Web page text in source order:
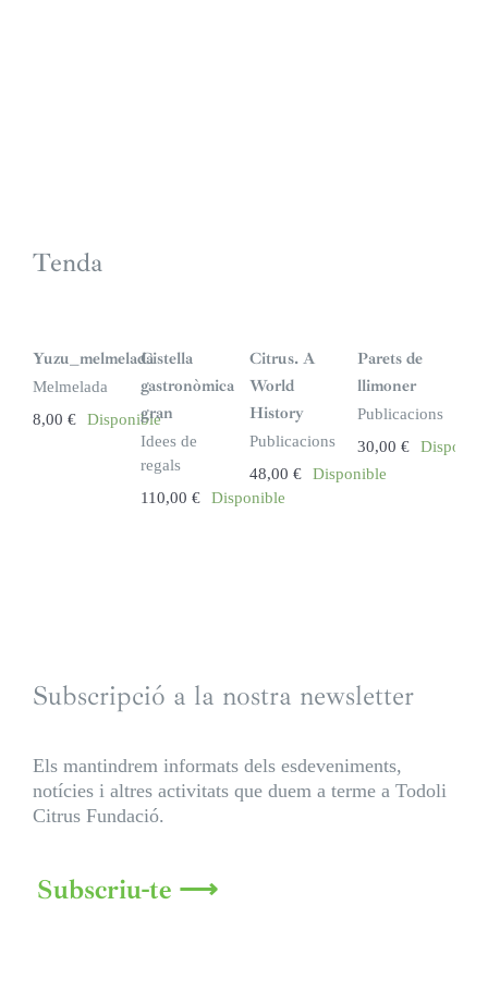
Tenda
Yuzu_melmelada
Melmelada
8,00 € Disponible
Cistella
gastronòmica
gran
Idees de
regals
110,00€ Disponible
Citrus. A
World
History
Publicacions
48,00 € Disponible
Parets de
llimoner
Publicacions
30,00€
Subscripció a la nostra newsletter
Els mantindrem informats dels esdeveniments,
notícies i altres activitats que duem a terme a Todoli
Citrus Fundació.
Subscriu-te ⟶